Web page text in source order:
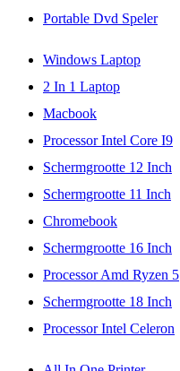
Portable Dvd Speler
Windows Laptop
2 In 1 Laptop
Macbook
Processor Intel Core I9
Schermgrootte 12 Inch
Schermgrootte 11 Inch
Chromebook
Schermgrootte 16 Inch
Processor Amd Ryzen 5
Schermgrootte 18 Inch
Processor Intel Celeron